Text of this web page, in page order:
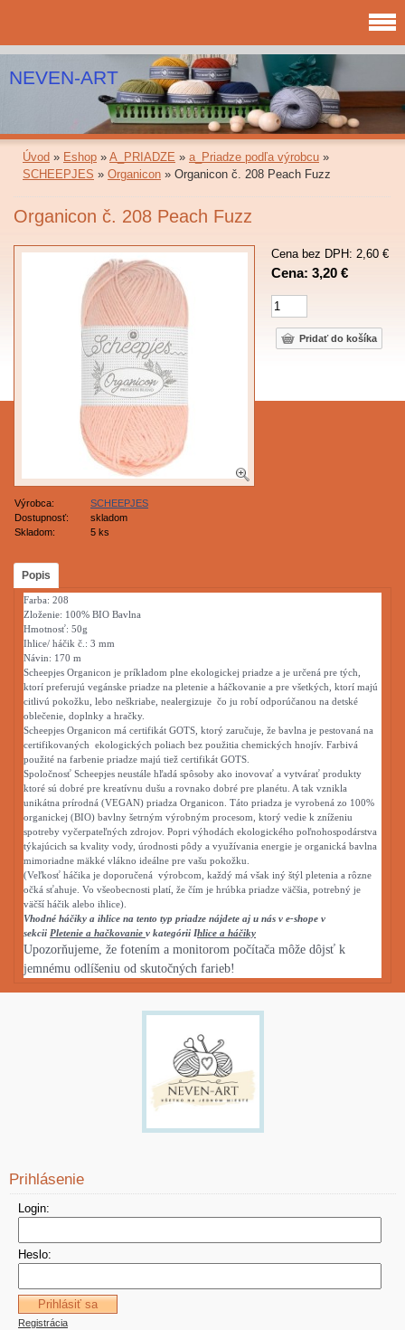
NEVEN-ART
Úvod » Eshop » A_PRIADZE » a_Priadze podľa výrobcu »
SCHEEPJES » Organicon » Organicon č. 208 Peach Fuzz
Organicon č. 208 Peach Fuzz
Cena bez DPH: 2,60 €
Cena: 3,20 €
Výrobca:
SCHEEPJES
Dostupnosť:
skladom
Skladom:
5 ks
Popis
Farba: 208
Zloženie: 100% BIO Bavlna
Hmotnosť: 50g
Ihlice/ háčik č.: 3 mm
Návin: 170 m
Scheepjes Organicon je príkladom plne ekologickej priadze a je určená pre tých,
ktorí preferujú vegánske priadze na pletenie a háčkovanie a pre všetkých, ktorí majú
citlivú pokožku, lebo neškriabe, nealergizuje čo ju robí odporúčanou na detské
oblečenie, doplnky a hračky.
Scheepjes Organicon má certifikát GOTS, ktorý zaručuje, že bavlna je pestovaná na
certifikovaných ekologických poliach bez použitia chemických hnojív. Farbivá
použité na farbenie priadze majú tiež certifikát GOTS.
Spoločnosť Scheepjes neustále hľadá spôsoby ako inovovať a vytvárať produkty
ktoré sú dobré pre kreatívnu dušu a rovnako dobré pre planétu. A tak vznikla
unikátna prírodná (VEGAN) priadza Organicon. Táto priadza je vyrobená zo 100%
organickej (BIO) bavlny šetrným výrobným procesom, ktorý vedie k zníženiu
spotreby vyčerpateľných zdrojov. Popri výhodách ekologického poľnohospodárstva
týkajúcich sa kvality vody, úrodnosti pôdy a využívania energie je organická bavlna
mimoriadne mäkké vlákno ideálne pre vašu pokožku.
(Veľkosť háčika je doporučená výrobcom, každý má však iný štýl pletenia a rôzne
očká sťahuje. Vo všeobecnosti platí, že čím je hrúbka priadze väčšia, potrebný je
väčší háčik alebo ihlice).
Vhodné háčiky a ihlice na tento typ priadze nájdete aj u nás v e-shope v
sekcii Pletenie a hačkovanie v kategórii Ihlice a háčiky
Upozorňujeme, že fotením a monitorom počítača môže dôjsť k
jemnému odlíšeniu od skutočných farieb!
Prihlásenie
Login:
Heslo:
Registrácia